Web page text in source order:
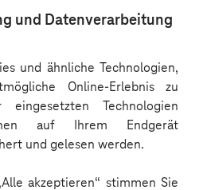
und Datenverarbeitung
und ähnliche Technologien,
Online-Erlebnis zu
Technologien
auf Ihrem Endgerät
und gelesen werden.
akzeptieren“ stimmen Sie
laden